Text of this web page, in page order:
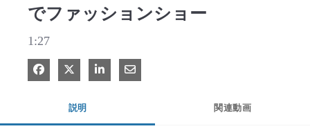
でファッションショー
1:27
Facebook で共有
Xで共有する
LinkedIn で共有
電子メールで共有
説明 関連動画